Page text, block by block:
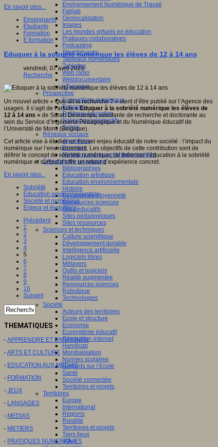
Environnement Numérique de Travail
Fablab
Géolocalisation
Images
Les mondes virtuels en éducation
Pratiques collaboratives
Podcasting
Smartphones
Tableaux numériques
Tablettes
Web radio
Webdocumentaire
eTwinning
Prospective
Ecosystème numérique
Espaces
Politique éducative
Scénarios prospectifs
Temps
Réseaux sociaux
Algorithme
Données
Réseaux sociaux et champ scolaire
Sélection de ressources
Bibliographies
Education artistique
Education environnementale
Histoire
Ressources citoyenneté
Ressources sciences
Sites éducatifs
Sites pédagogiques
Sites ressources
Sciences et techniques
Culture scientifique
Développement durable
Intelligence artificielle
Logiciels libres
Métavers
Outils et logiciels
Réalité augmentée
Ressources sciences
Robotique
Technologies
Société
Acteurs des territoires
Ecole et structure
Economie
Ecosystème éducatif
Génération internet
Handicap
Mondialisation
Normes scolaires
Regards sur l’Ecole
Santé
Société connectée
Territoires et projets
Territoires
Europe
International
Régions
Ruralité
Territoires et projets
Tiers lieux
Villes
En savoir plus...
Enseignants
Etudiants
Formation
E formation
Eduquer à la sobriété numérique les élèves de 12 à 14 ans
vendredi, 07 avril 2023
Recherche
Un nouvel article « Que dit la recherche ? » vient d’être publié sur l’Agence des
usages. Il s’agit de l’article« Eduquer à la sobriété numérique les élèves de
12 à 14 ans » de Sarah Descamps, sssistante de recherche et doctorante au
sein du Service d’Ingénierie Pédagogique et du Numérique éducatif de
l’Université de Mons (Belgique).
Cet article vise à étudier un nouvel enjeu éducatif de notre société : l’impact du
numérique sur l’environnement. Les objectifs de cette contribution sont de
définir le concept de sobriété numérique, de théoriser l’éducation à la sobriété
numérique et surtout d’offrir un retour d’expérience concret.
En savoir plus...
Sobriété
Education environnementale
Société et numérique
Enjeux et évolutions
Précédent
1
2
3
4
5
6
7
8
9
10
Suivant
THEMATIQUES
- APPRENDRE ET ENSEIGNER
-ARTS ET CULTURE
- EDUCATION AUX MEDIAS
- FORMATION
- JEUX
- LANGAGES
- MEDIAS
- METIERS
- PRATIQUES NUMERIQUES